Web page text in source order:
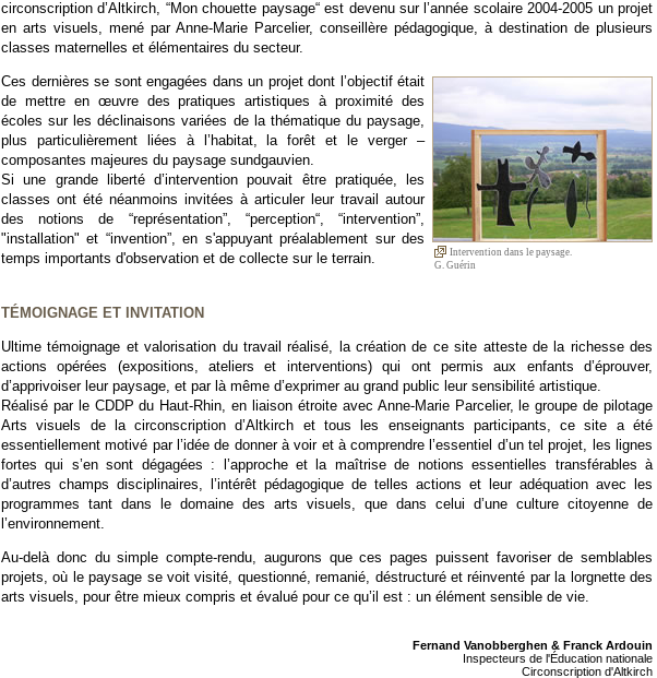
circonscription d’Altkirch, “Mon chouette paysage“ est devenu sur l’année scolaire 2004-2005 un projet
en arts visuels, mené par Anne-Marie Parcelier, conseillère pédagogique, à destination de plusieurs
classes maternelles et élémentaires du secteur.
Intervention dans le paysage.
G. Guérin
Ces dernières se sont engagées dans un projet dont l’objectif était
de mettre en œuvre des pratiques artistiques à proximité des
écoles sur les déclinaisons variées de la thématique du paysage,
plus particulièrement liées à l’habitat, la forêt et le verger –
composantes majeures du paysage sundgauvien.
Si une grande liberté d’intervention pouvait être pratiquée, les
classes ont été néanmoins invitées à articuler leur travail autour
des notions de “représentation”, “perception“, “intervention”,
"installation" et “invention”, en s'appuyant préalablement sur des
temps importants d'observation et de collecte sur le terrain.
TÉMOIGNAGE ET INVITATION
Ultime témoignage et valorisation du travail réalisé, la création de ce site atteste de la richesse des
actions opérées (expositions, ateliers et interventions) qui ont permis aux enfants d’éprouver,
d’apprivoiser leur paysage, et par là même d’exprimer au grand public leur sensibilité artistique.
Réalisé par le CDDP du Haut-Rhin, en liaison étroite avec Anne-Marie Parcelier, le groupe de pilotage
Arts visuels de la circonscription d’Altkirch et tous les enseignants participants, ce site a été
essentiellement motivé par l’idée de donner à voir et à comprendre l’essentiel d’un tel projet, les lignes
fortes qui s’en sont dégagées : l’approche et la maîtrise de notions essentielles transférables à
d’autres champs disciplinaires, l’intérêt pédagogique de telles actions et leur adéquation avec les
programmes tant dans le domaine des arts visuels, que dans celui d’une culture citoyenne de
l’environnement.
Au-delà donc du simple compte-rendu, augurons que ces pages puissent favoriser de semblables
projets, où le paysage se voit visité, questionné, remanié, déstructuré et réinventé par la lorgnette des
arts visuels, pour être mieux compris et évalué pour ce qu’il est : un élément sensible de vie.
Fernand Vanobberghen & Franck Ardouin
Inspecteurs de l'Éducation nationale
Circonscription d'Altkirch